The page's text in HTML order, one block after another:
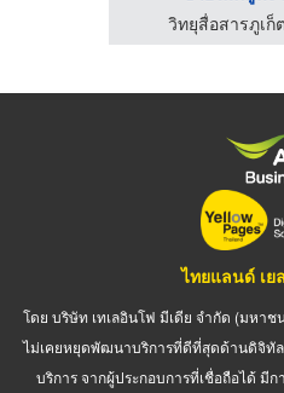
วิทยุสื่อสารภูเก็
ไทยแลนด์ เย
โดย บริษัท เทเลอินโฟ มีเดีย จำกัด (มหาช
ไม่เคยหยุดพัฒนาบริการที่ดีที่สุดด้านดิจิทั
บริการ จากผู้ประกอบการที่เชื่อถือได้ มี